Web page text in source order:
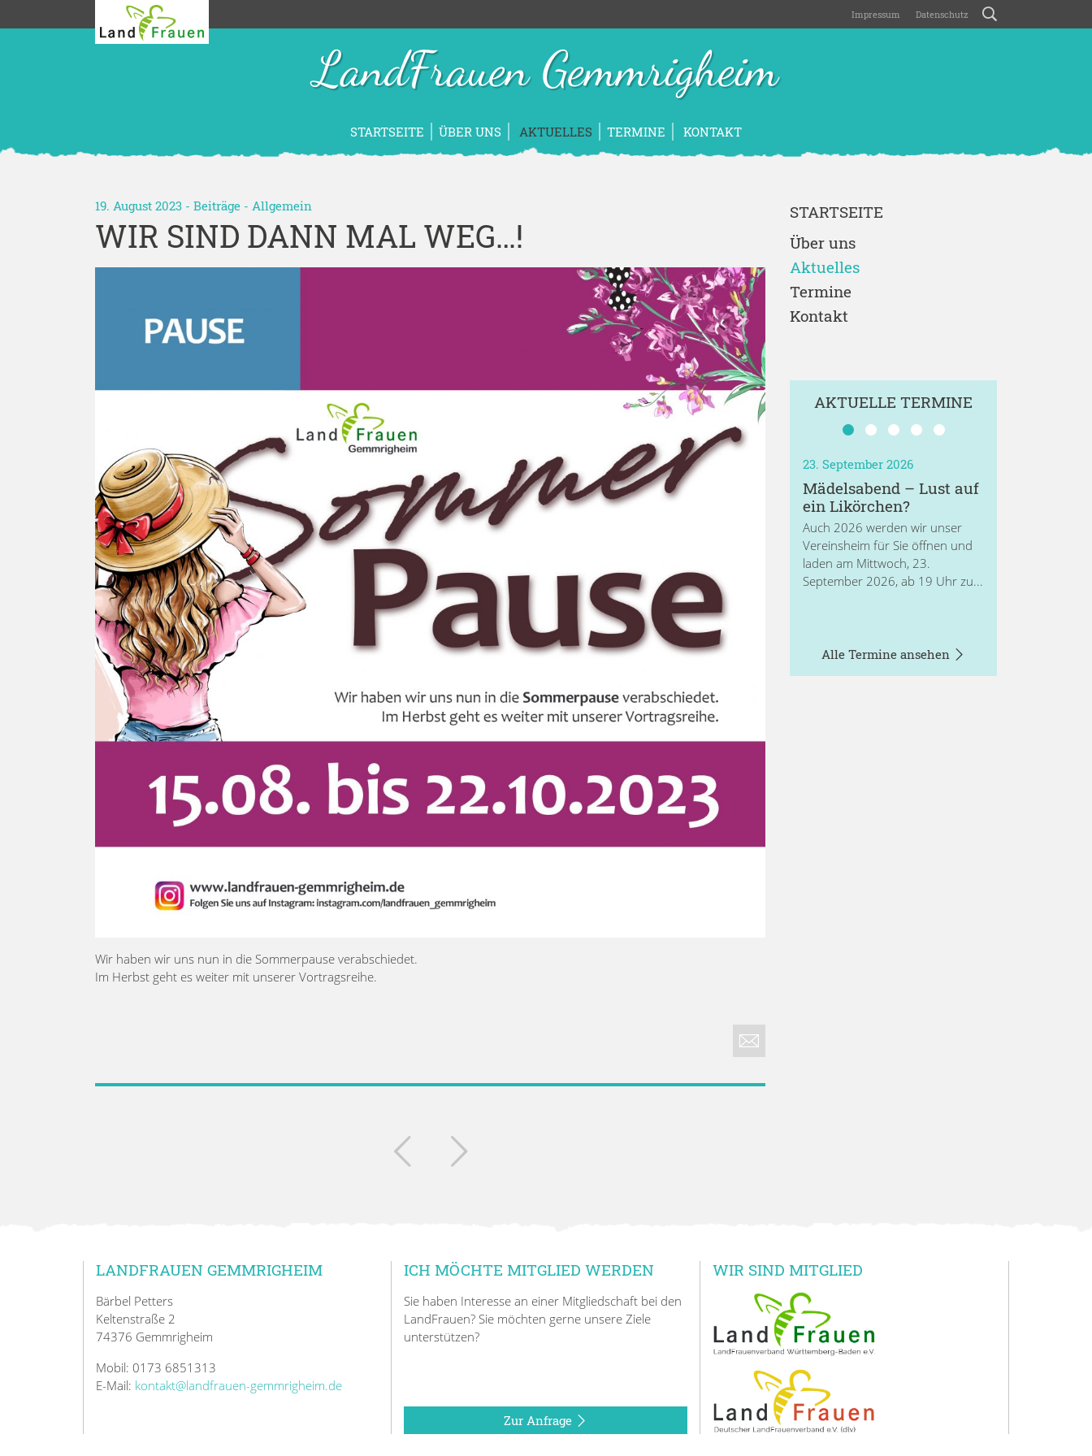
Impressum Datenschutz
LandFrauen Gemmrigheim
STARTSEITE ÜBER UNS AKTUELLES TERMINE KONTAKT
19. August 2023 - Beiträge - Allgemein
WIR SIND DANN MAL WEG…!
Wir haben wir uns nun in die Sommerpause verabschiedet.
Im Herbst geht es weiter mit unserer Vortragsreihe.
STARTSEITE
Über uns
Aktuelles
Termine
Kontakt
AKTUELLE TERMINE
23. September 2026
Mädelsabend – Lust auf
ein Likörchen?
Auch 2026 werden wir unser
Vereinsheim für Sie öffnen und
laden am Mittwoch, 23.
September 2026, ab 19 Uhr zu...
Alle Termine ansehen
LANDFRAUEN GEMMRIGHEIM
Bärbel Petters
Keltenstraße 2
74376 Gemmrigheim
Mobil: 0173 6851313
E-Mail: kontakt@landfrauen-gemmrigheim.de
ICH MÖCHTE MITGLIED WERDEN
Sie haben Interesse an einer Mitgliedschaft bei den
LandFrauen? Sie möchten gerne unsere Ziele
unterstützen?
Zur Anfrage
WIR SIND MITGLIED